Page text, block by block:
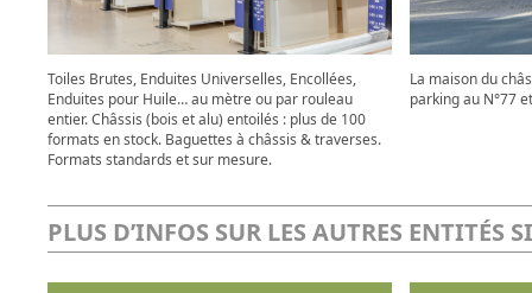
Toiles Brutes, Enduites Universelles, Encollées,
Enduites pour Huile… au mètre ou par rouleau
entier. Châssis (bois et alu) entoilés : plus de 100
formats en stock. Baguettes à châssis & traverses.
Formats standards et sur mesure.
La maison du
parking au N°77
PLUS D’INFOS SUR LES AUTRES ENTITÉS